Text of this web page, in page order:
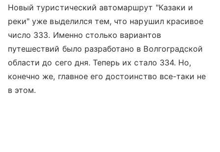
Новый туристический автомаршрут "Казаки и
реки" уже выделился тем, что нарушил красивое
число 333. Именно столько вариантов
путешествий было разработано в Волгоградской
области до сего дня. Теперь их стало 334. Но,
конечно же, главное его достоинство все-таки не
в этом.